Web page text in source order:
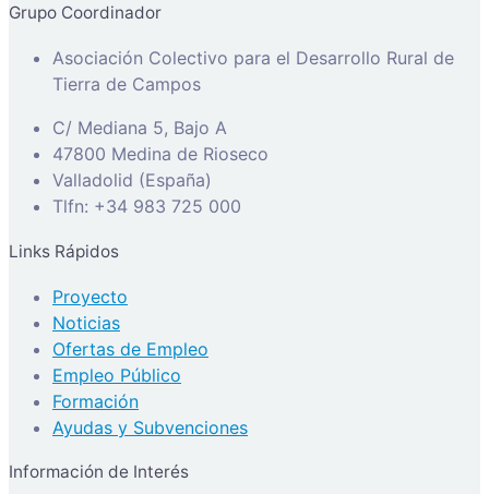
Grupo Coordinador
Asociación Colectivo para el Desarrollo Rural de
Tierra de Campos
C/ Mediana 5, Bajo A
47800 Medina de Rioseco
Valladolid (España)
Tlfn: +34 983 725 000
Links Rápidos
Proyecto
Noticias
Ofertas de Empleo
Empleo Público
Formación
Ayudas y Subvenciones
Información de Interés